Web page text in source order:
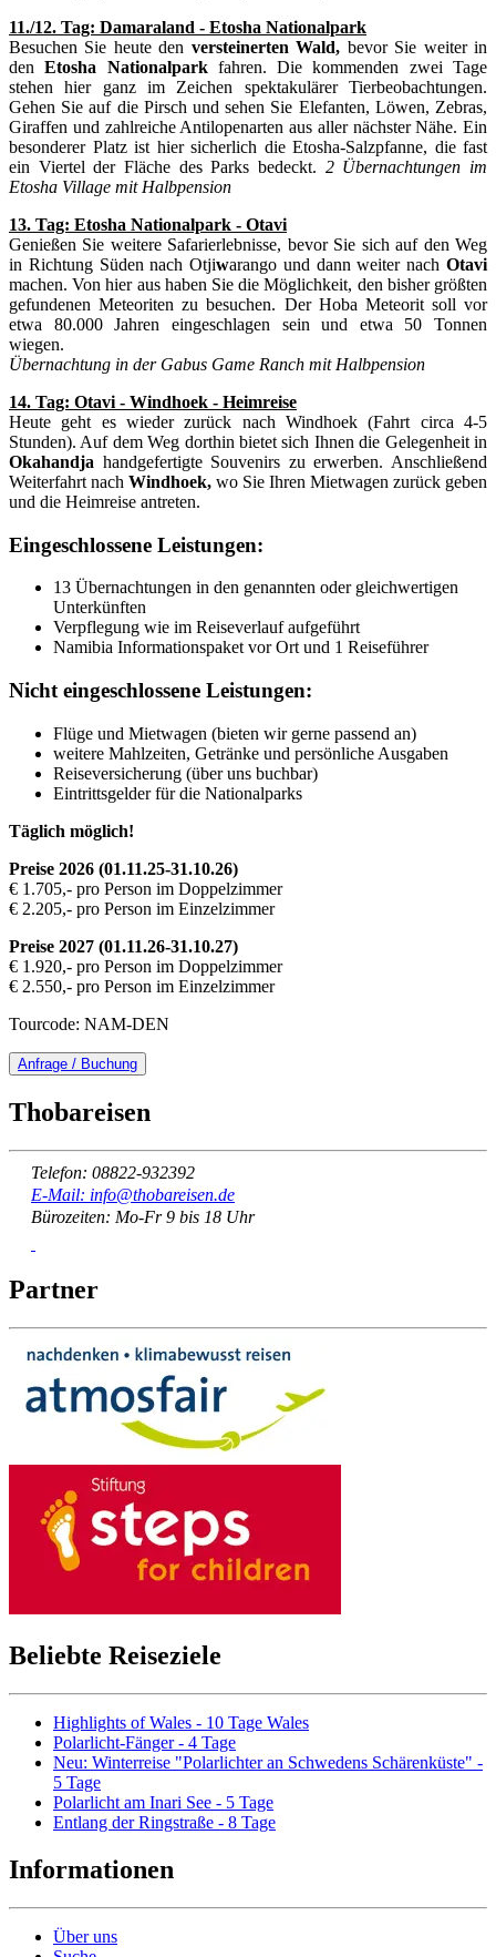
11./12. Tag: Damaraland - Etosha Nationalpark
Besuchen Sie heute den versteinerten Wald, bevor Sie weiter in
denEtosha Nationalparkfahren. Die kommenden zwei Tage
stehen hier ganz im Zeichen spektakulärer Tierbeobachtungen.
Gehen Sie auf die Pirsch und sehen Sie Elefanten, Löwen, Zebras,
Giraffen und zahlreiche Antilopenarten aus aller nächster Nähe. Ein
besonderer Platz ist hier sicherlich die Etosha-Salzpfanne, die fast
ein Viertel der Fläche des Parks bedeckt. 2 Übernachtungen im
Etosha Village mit Halbpension
13. Tag: Etosha Nationalpark - Otavi
Genießen Sie weitere Safarierlebnisse, bevor Sie sich auf den Weg
in Richtung Süden nach Otjiwarango und dann weiter nachOtavi
machen. Von hier aus haben Sie die Möglichkeit, den bisher größten
gefundenen Meteoriten zu besuchen. Der Hoba Meteorit soll vor
etwa 80.000 Jahren eingeschlagen sein und etwa 50 Tonnen
wiegen.
Übernachtung in der Gabus Game Ranch mit Halbpension
14. Tag: Otavi - Windhoek - Heimreise
Heute geht es wieder zurück nach Windhoek (Fahrt circa 4-5
Stunden). Auf dem Weg dorthin bietet sich Ihnen die Gelegenheit in
Okahandja handgefertigte Souvenirs zu erwerben. Anschließend
Weiterfahrt nach Windhoek, wo Sie Ihren Mietwagen zurück geben
und die Heimreise antreten.
Eingeschlossene Leistungen:
13 Übernachtungen in den genannten oder gleichwertigen
Unterkünften
Verpflegung wie im Reiseverlauf aufgeführt
Namibia Informationspaket vor Ort und 1 Reiseführer
Nicht eingeschlossene Leistungen:
Flüge und Mietwagen (bieten wir gerne passend an)
weitere Mahlzeiten, Getränke und persönliche Ausgaben
Reiseversicherung (über uns buchbar)
Eintrittsgelder für die Nationalparks
Täglich möglich!
Preise 2026 (01.11.25-31.10.26)
€ 1.705,- pro Person im Doppelzimmer
€ 2.205,- pro Person im Einzelzimmer
Preise 2027 (01.11.26-31.10.27)
€ 1.920,- pro Person im Doppelzimmer
€ 2.550,- pro Person im Einzelzimmer
Tourcode: NAM-DEN
Anfrage / Buchung
Thobareisen
Telefon: 08822-932392
E-Mail: info@thobareisen.de
Bürozeiten: Mo-Fr 9 bis 18 Uhr
Partner
Beliebte Reiseziele
Highlights of Wales - 10 Tage Wales
Polarlicht-Fänger - 4 Tage
Neu: Winterreise "Polarlichter an Schwedens Schärenküste" -
5 Tage
Polarlicht am Inari See - 5 Tage
Entlang der Ringstraße - 8 Tage
Informationen
Über uns